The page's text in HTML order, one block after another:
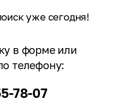
78-07
в форме или
телефону:
уже сегодня!